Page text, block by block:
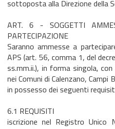
sottoposta alla Direzione della
ART. 6 - SOGGETTI
PARTECIPAZIONE
Saranno ammesse a
APS (art. 56, comma 1, del
ss.mm.ii.), in forma singola,
nei Comuni di Calenzano,
in possesso dei seguenti
6.1 REQUISITI
iscrizione nel Registro Unico